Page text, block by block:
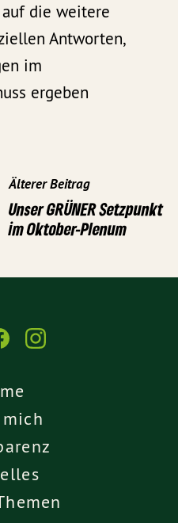
die weitere
Antworten,
im
ergeben
Älterer Beitrag
Unser GRÜNER Setzpunkt
im Oktober-Plenum